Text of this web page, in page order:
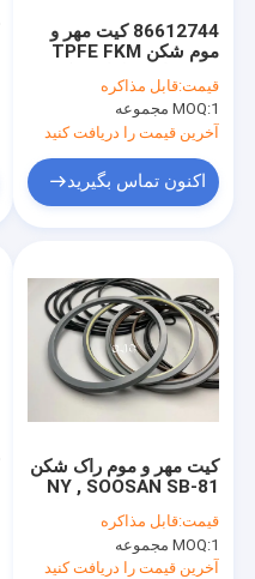
86612744 کیت مهر و
موم شکن TPFE FKM
چکش
قیمت:قابل مذاکره
MOQ:1 مجموعه
آخرین قیمت را دریافت کنید
اکنون تماس بگیرید
کیت مهر و موم راک شکن
NY , SOOSAN SB-81
POM IRON
قیمت:قابل مذاکره
MOQ:1 مجموعه
آخرین قیمت را دریافت کنید